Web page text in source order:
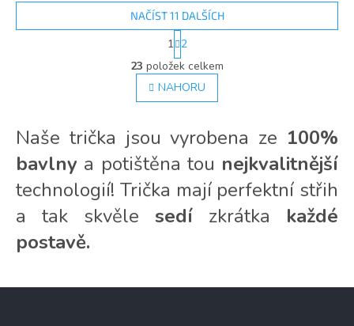
O
v
l
á
a
c
í
r
v
k
p
NAČÍST 11 DALŠÍCH
S
t
r
á
n
k
á
n
í
1 2
23 položek celkem
NAHORU
Naše trička jsou vyrobena ze 100%
bavlny a potištěna tou nejkvalitnější
technologií! Trička mají perfektní střih
a tak skvěle sedí zkrátka každé
postavě.